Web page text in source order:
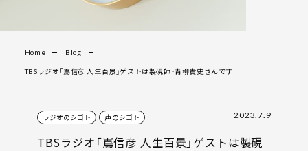
Home Blog
TBSラジオ「嶌信彦 人生百景」ゲストは製硯師・青柳貴史さんです
ラジオのシゴト 声のシゴト 2023.7.9
TBSラジオ「嶌信彦 人生百景」ゲストは製硯